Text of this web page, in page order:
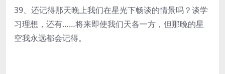
39、还记得那天晚上我们在星光下畅谈的情景吗？谈学
习理想，还有……将来即使我们天各一方，但那晚的星
空我永远都会记得。